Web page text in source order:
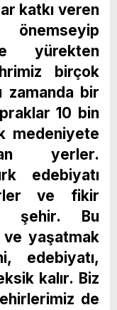
katkı veren
önemseyip
yürekten
birçok
zamanda bir
10 bin
medeniyete
yerler.
edebiyatı
ve fikir
şehir. Bu
yaşatmak
edebiyatı,
kalır. Biz
de